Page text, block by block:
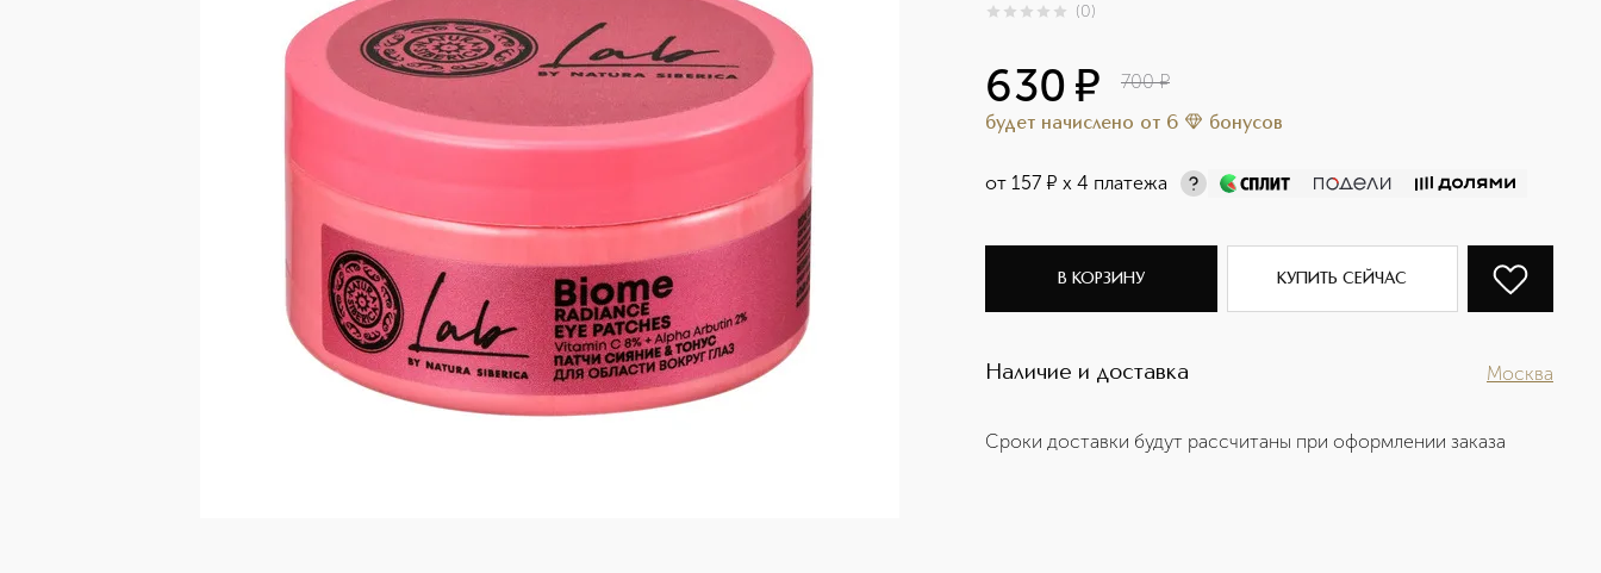
0из 0 (0)
630 ¤ 700 ¤
будет начислено от 6 бонусов
от 157 ¤ х 4 платежа
В КОРЗИНУ КУПИТЬ СЕЙЧАС
Наличие и доставка Москва
Сроки доставки будут рассчитаны при оформлении заказа